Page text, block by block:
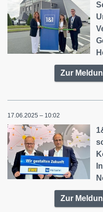
Zur
17.06.2025 – 10:02
Zur